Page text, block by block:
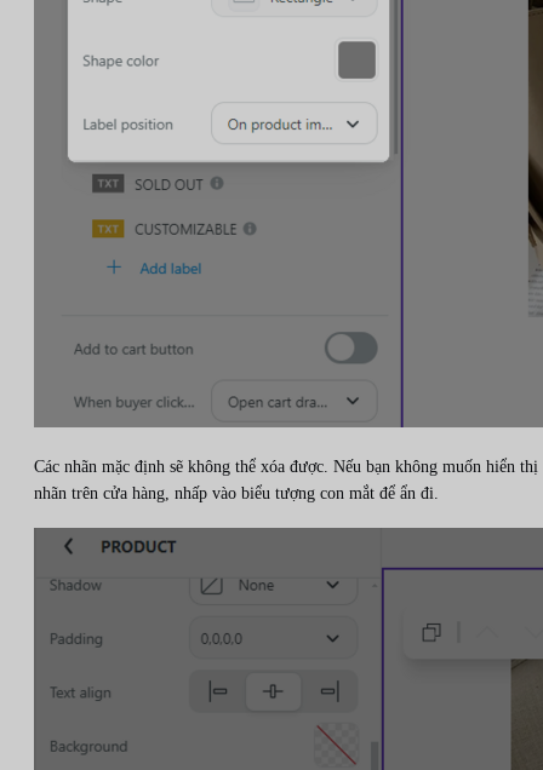
Các nhãn mặc định sẽ không thể xóa được. Nếu bạn không muốn hiển thị
nhãn trên cửa hàng, nhấp vào biểu tượng con mắt để ẩn đi.